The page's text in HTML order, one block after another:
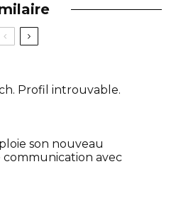
Profil introuvable.
son nouveau
avec